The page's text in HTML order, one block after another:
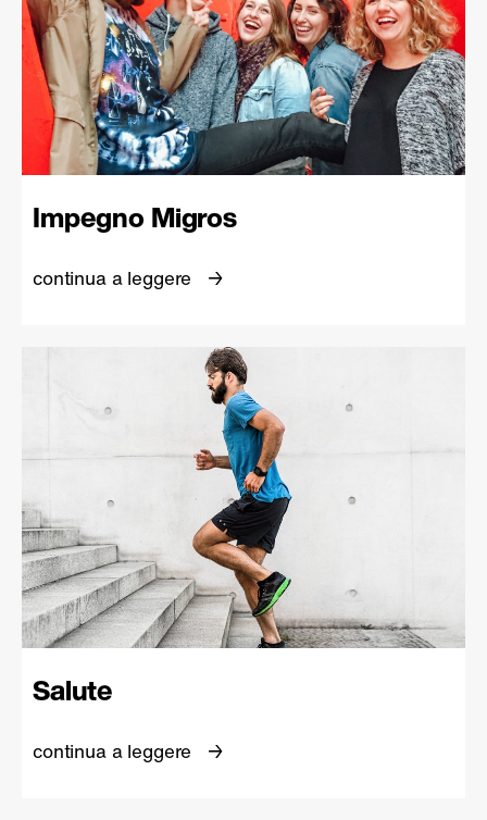
Impegno Migros
continua a leggere
Salute
continua a leggere